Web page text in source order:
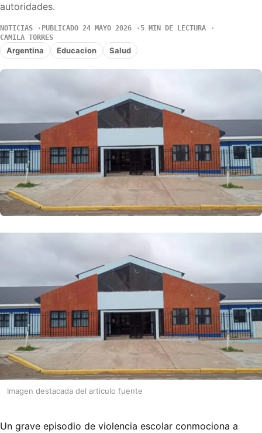
autoridades.
NOTICIAS PUBLICADO 24 MAYO 2026
5 MIN DE LECTURA
CAMILA TORRES
Argentina Educacion Salud
Imagen destacada del articulo fuente
Un grave episodio de violencia escolar conmociona a